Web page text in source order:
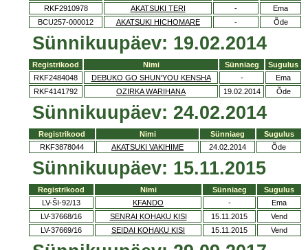
RKF2910978
AKATSUKI TERI -
Ema
BCU257-000012
AKATSUKI HICHOMARE - Õde
Sünnikuupäev: 19.02.2014
Registrikood Nimi Sünniaeg
Sugulus
RKF2484048
DEBUKO GO SHUN'YOU KENSHA -
Ema
RKF4141792
OZIRKA WARIHANA 19.02.2014 Õde
Sünnikuupäev: 24.02.2014
Registrikood Nimi Sünniaeg
Sugulus
RKF3878044
AKATSUKI VAKIHIME 24.02.2014 Õde
Sünnikuupäev: 15.11.2015
Registrikood Nimi Sünniaeg
Sugulus
LV-ŠI-92/13
KFANDO -
Ema
LV-37668/16
SENRAI KOHAKU KISI 15.11.2015
Vend
LV-37669/16
SEIDAI KOHAKU KISI 15.11.2015 Vend